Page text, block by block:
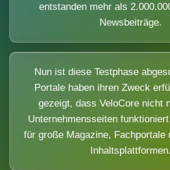
entstanden mehr als
Newsbeiträge.
Nun ist diese Testphase
Portale haben ihren Zweck
gezeigt, dass VeloCore nicht
Unternehmensseiten
für große Magazine, Fachportale
Inhaltsplattformen.